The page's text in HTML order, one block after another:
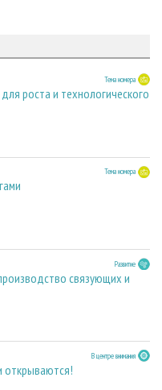
Тема номера
роста и технологического
Тема номера
Развитие
связующих и
В центре внимания
открываются!